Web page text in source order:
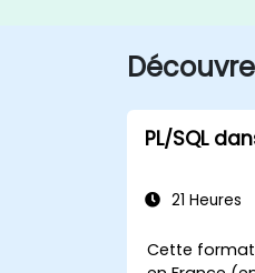
PL/SQL
21 Heures
Cette